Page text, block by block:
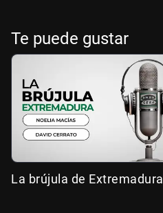
Te puede gustar
La brújula de Extremadura